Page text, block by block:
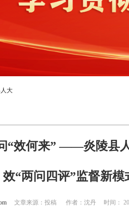
大
“效何来” ——炎陵县
效“两问四评”监督新模
文章来源：投稿 作者：沈丹 时间：